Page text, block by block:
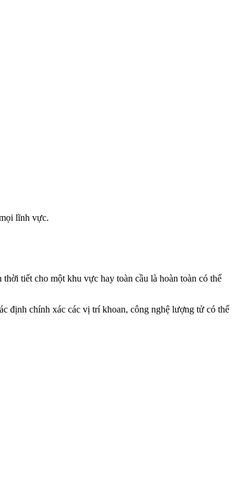
lĩnh vực.
tiết cho một khu vực hay toàn cầu là hoàn toàn có thể
định chính xác các vị trí khoan, công nghệ lượng tử có thể